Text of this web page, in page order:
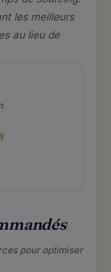
les meilleurs
au lieu de
pour optimiser